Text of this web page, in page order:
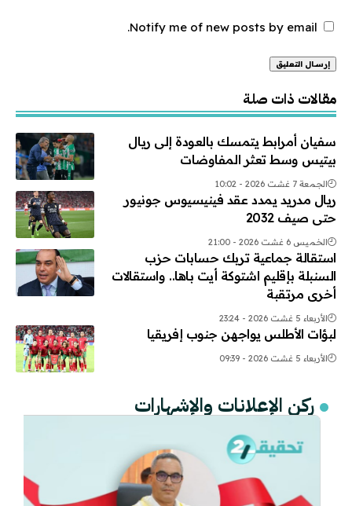
Notify me of new posts by email.
مقالات ذات صلة
سفيان أمرابط يتمسك بالعودة إلى ريال
بيتيس وسط تعثر المفاوضات
الجمعة 7 غشت 2026 - 10:02
ريال مدريد يمدد عقد فينيسيوس جونيور
حتى صيف 2032
الخميس 6 غشت 2026 - 21:00
استقالة جماعية تربك حسابات حزب
السنبلة بإقليم اشتوكة أيت باها.. واستقالات
أخرى مرتقبة
الأربعاء 5 غشت 2026 - 23:24
لبؤات الأطلس يواجهن جنوب إفريقيا
الأربعاء 5 غشت 2026 - 09:39
ركن الإعلانات والإشهارات